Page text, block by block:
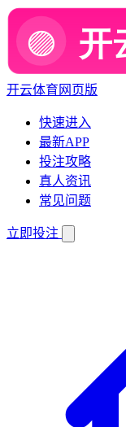
开云体育网页版
快速进入
最新APP
投注攻略
真人资讯
常见问题
立即投注